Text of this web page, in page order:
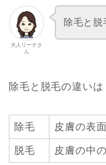
大人リーナさ
ん
除毛と脱
除毛と脱毛の違いは
除毛 皮膚の表
脱毛 皮膚の中